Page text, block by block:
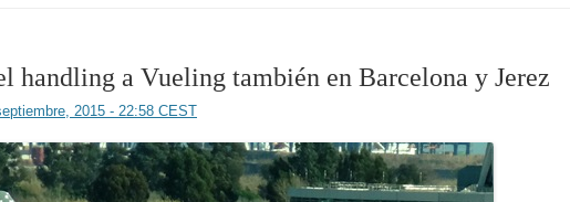
handling a Vueling también en Barcelona y Jerez
2015 - 22:58 CEST